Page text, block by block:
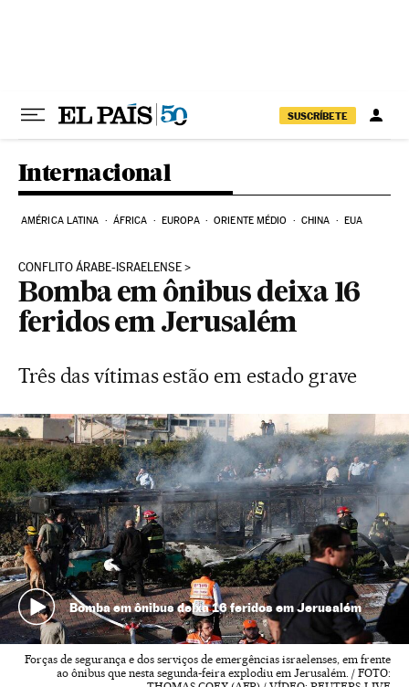
SUSCRÍBETE
Internacional
AMÉRICA LATINA ÁFRICA EUROPA ORIENTE MÉDIO CHINA EUA
CONFLITO ÁRABE-ISRAELENSE
Bomba em ônibus deixa 16
feridos em Jerusalém
Três das vítimas estão em estado grave
Bomba em ônibus deixa 16 feridos em Jerusalém
Forças de segurança e dos serviços de emergências israelenses, em frente
ao ônibus que nesta segunda-feira explodiu em Jerusalém. / FOTO: